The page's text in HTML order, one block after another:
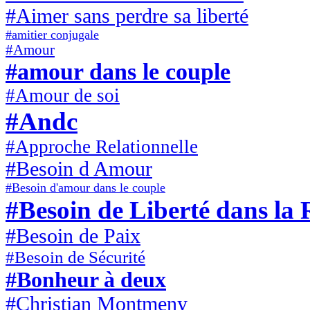
#Aimer sans perdre sa liberté
#amitier conjugale
#Amour
#amour dans le couple
#Amour de soi
#Andc
#Approche Relationnelle
#Besoin d Amour
#Besoin d'amour dans le couple
#Besoin de Liberté dans la
#Besoin de Paix
#Besoin de Sécurité
#Bonheur à deux
#Christian Montmeny